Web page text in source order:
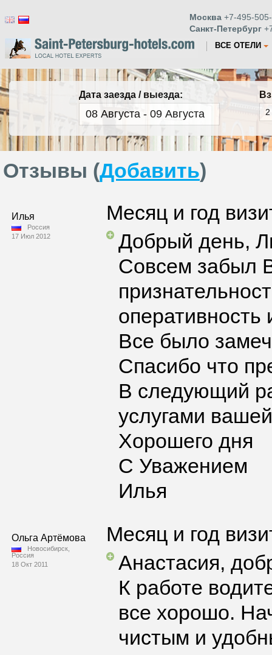
Москва +7-495-
Санкт-Петербург
ВСЕ ОТЕЛИ
Дата заезда / выезда:
Отзывы (Добавить)
Илья
Россия
17 Июл 2012
Месяц и год
Добрый день,
Совсем забыл
Все было
Спасибо что
В следующий
услугами
Хорошего дня
С Уважением
Илья
Ольга Артёмова
Новосибирск,
Россия
18 Окт 2011
Месяц и год
Анастасия,
К работе
все хорошо.
чистым и